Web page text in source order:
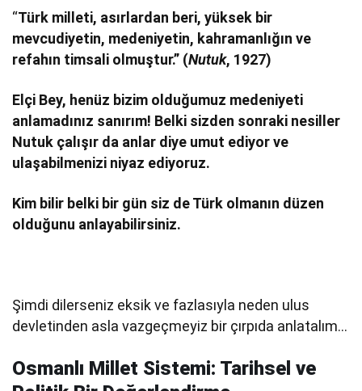
“Türk milleti, asırlardan beri, yüksek bir
mevcudiyetin, medeniyetin, kahramanlığın ve
refahın timsali olmuştur.” (Nutuk, 1927)
Elçi Bey, henüz bizim olduğumuz medeniyeti
anlamadınız sanırım! Belki sizden sonraki nesiller
Nutuk çalışır da anlar diye umut ediyor ve
ulaşabilmenizi niyaz ediyoruz.
Kim bilir belki bir gün siz de Türk olmanın düzen
olduğunu anlayabilirsiniz.
Şimdi dilerseniz eksik ve fazlasıyla neden ulus
devletinden asla vazgeçmeyiz bir çırpıda anlatalım…
Osmanlı Millet Sistemi: Tarihsel ve